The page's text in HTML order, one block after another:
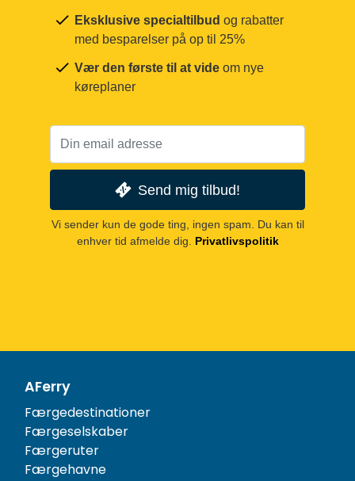
Eksklusive specialtilbud og rabatter
med besparelser på op til 25%
Vær den første til at vide om nye
køreplaner
Send mig tilbud!
Vi sender kun de gode ting, ingen spam. Du kan til
enhver tid afmelde dig. Privatlivspolitik
AFerry
Færgedestinationer
Færgeselskaber
Færgeruter
Færgehavne